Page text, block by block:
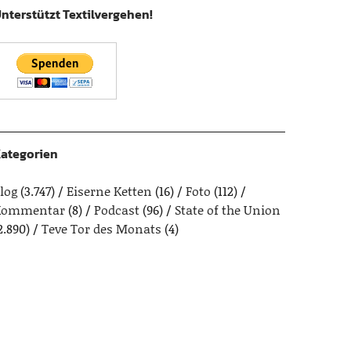
Textilvergehen!
(3.747) Eiserne Ketten (16) Foto (112)
(8) Podcast(96)
State of the Union
Teve Tor des Monats (4)